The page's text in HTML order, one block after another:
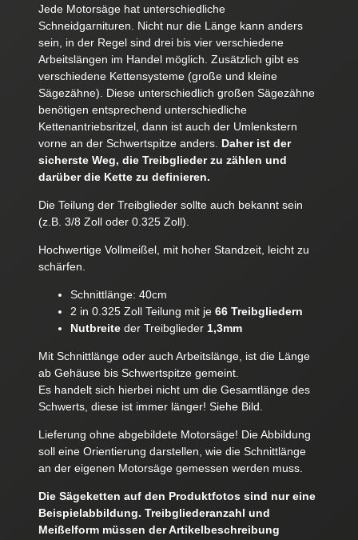
Jede Motorsäge hat unterschiedliche
Schneidgarnituren. Nicht nur die Länge kann anders
sein, in der Regel sind drei bis vier verschiedene
Arbeitslängen im Handel möglich. Zusätzlich gibt es
verschiedene Kettensysteme (große und kleine
Sägezähne). Diese unterschiedlich großen Sägezähne
benötigen entsprechend unterschiedliche
Kettenantriebsritzel, dann ist auch der Umlenkstern
vorne an der Schwertspitze anders. Daher ist der
sicherste Weg, die Treibglieder zu zählen und
darüber die Kette zu definieren.
Die Teilung der Treibglieder sollte auch bekannt sein
(z.B. 3/8 Zoll oder 0.325 Zoll).
Hochwertige Vollmeißel, mit hoher Standzeit, leicht zu
schärfen.
Schnittlänge: 40cm
2 in 0.325 Zoll Teilung mit je 66 Treibgliedern
Nutbreiteder Treibglieder 1,3mm
Mit Schnittlänge oder auch Arbeitslänge, ist die Länge
ab Gehäuse bis Schwertspitze gemeint.
Es handelt sich hierbei nicht um die Gesamtlänge des
Schwerts, diese ist immer länger! Siehe Bild.
Lieferung ohne abgebildete Motorsäge! Die Abbildung
soll eine Orientierung darstellen, wie die Schnittlänge
an der eigenen Motorsäge gemessen werden muss.
Die Sägeketten auf den Produktfotos sind nur eine
Beispielabbildung. Treibgliederanzahl und
Meißelform müssen der Artikelbeschreibung